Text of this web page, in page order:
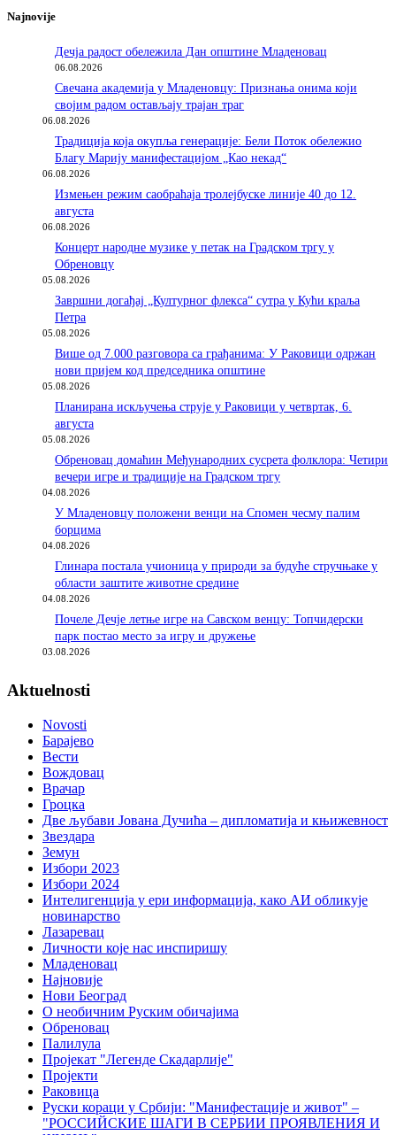
Najnovije
Дечја радост обележила Дан општине Младеновац
06.08.2026
Свечана академија у Младеновцу: Признања онима који
својим радом остављају трајан траг
06.08.2026
Традиција која окупља генерације: Бели Поток обележио
Благу Марију манифестацијом „Као некад“
06.08.2026
Измењен режим саобраћаја тролејбуске линије 40 до 12.
августа
06.08.2026
Концерт народне музике у петак на Градском тргу у
Обреновцу
05.08.2026
Завршни догађај „Културног флекса“ сутра у Кући краља
Петра
05.08.2026
Више од 7.000 разговора са грађанима: У Раковици одржан
нови пријем код председника општине
05.08.2026
Планирана искључења струје у Раковици у четвртак, 6.
августа
05.08.2026
Обреновац домаћин Међународних сусрета фолклора: Четири
вечери игре и традиције на Градском тргу
04.08.2026
У Младеновцу положени венци на Спомен чесму палим
борцима
04.08.2026
Глинара постала учионица у природи за будуће стручњаке у
области заштите животне средине
04.08.2026
Почеле Дечје летње игре на Савском венцу: Топчидерски
парк постао место за игру и дружење
03.08.2026
Aktuelnosti
Novosti
Барајево
Вести
Вождовац
Врачар
Гроцка
Две љубави Јована Дучића – дипломатија и књижевност
Звездара
Земун
Избори 2023
Избори 2024
Интелигенција у ери информација, како АИ обликује
новинарство
Лазаревац
Личности које нас инспиришу
Младеновац
Најновије
Нови Београд
О необичним Руским обичајима
Обреновац
Палилула
Пројекат "Легенде Скадарлије"
Пројекти
Раковица
Руски кораци у Србији: "Манифестације и живот" –
"РОССИЙСКИЕ ШАГИ В СЕРБИИ ПРОЯВЛЕНИЯ И